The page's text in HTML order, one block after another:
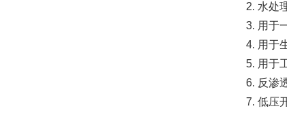
2. 水处
3. 用于
4. 用于
5. 用于
6. 反渗
7. 低压